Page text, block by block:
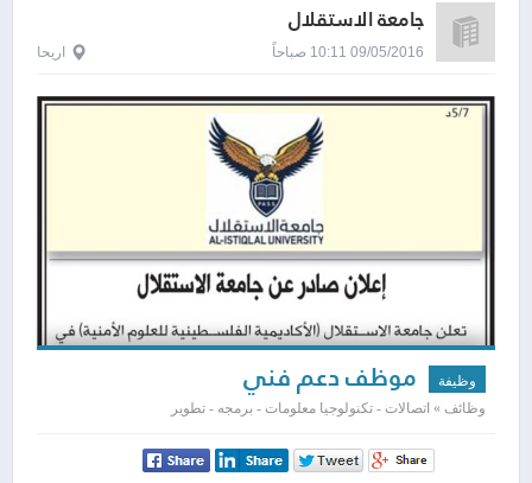
جامعة الاستقلال
09/05/2016 10:11 صباحاً اريحا
وظيفة موظف دعم فني
وظائف » اتصالات - تكنولوجيا معلومات - برمجه - تطوير